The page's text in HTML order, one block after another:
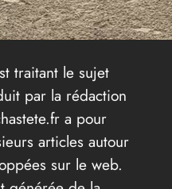
traitant le sujet
par la rédaction
a pour
articles autour
sur le web.